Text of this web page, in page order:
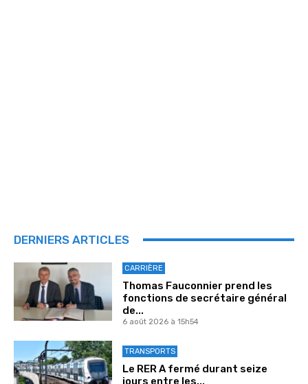
DERNIERS ARTICLES
CARRIÈRE
Thomas Fauconnier prend les
fonctions de secrétaire général
de...
6 août 2026 à 15h54
TRANSPORTS
Le RER A fermé durant seize
jours entre les...